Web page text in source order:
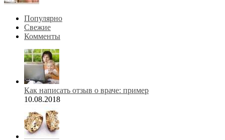
Популярно
Свежие
Комменты
Как написать отзыв о враче: пример
10.08.2018